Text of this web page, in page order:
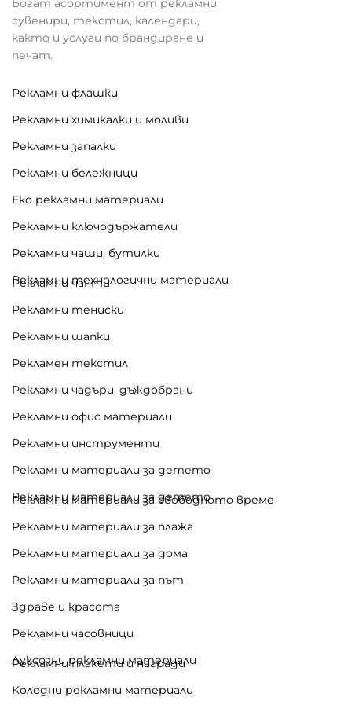
Богат асортимент от рекламни
сувенири, текстил, календари,
както и услуги по брандиране и
печат.
Рекламни флашки
Рекламни химикалки и моливи
Рекламни запалки
Рекламни бележници
Еко рекламни материали
Рекламни ключодържатели
Рекламни чаши, бутилки
Рекламни технологични материали
Рекламни чанти
Рекламни тениски
Рекламни шапки
Рекламен текстил
Рекламни чадъри, дъждобрани
Рекламни офис материали
Рекламни инструменти
Рекламни материали за детето
Рекламни материали за детето
Рекламни материали за свободното време
Рекламни материали за плажа
Рекламни материали за дома
Рекламни материали за път
Здраве и красота
Рекламни часовници
Луксозни рекламни материали
Рекламни плакети и награди
Коледни рекламни материали